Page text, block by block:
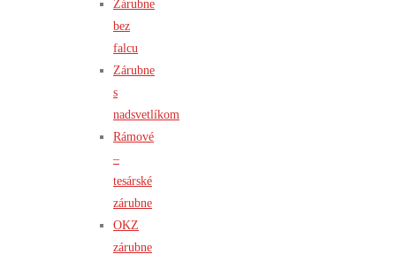
Zárubne
bez
falcu
Zárubne
s
nadsvetlíkom
Rámové
–
tesárské
zárubne
OKZ
zárubne